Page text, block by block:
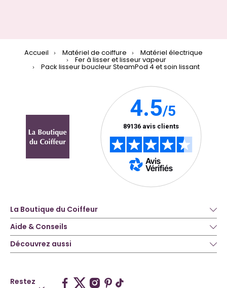
Accueil Matériel de coiffure Matériel électrique
Fer à lisser et lisseur vapeur
Pack lisseur boucleur SteamPod 4 et soin lissant
La Boutique du Coiffeur
Aide & Conseils
Découvrez aussi
Restez